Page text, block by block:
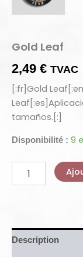
Gold Leaf
2,49 € TVAC
[:fr]Gold
tamaños.[:]
Disponibilité : 9
Description